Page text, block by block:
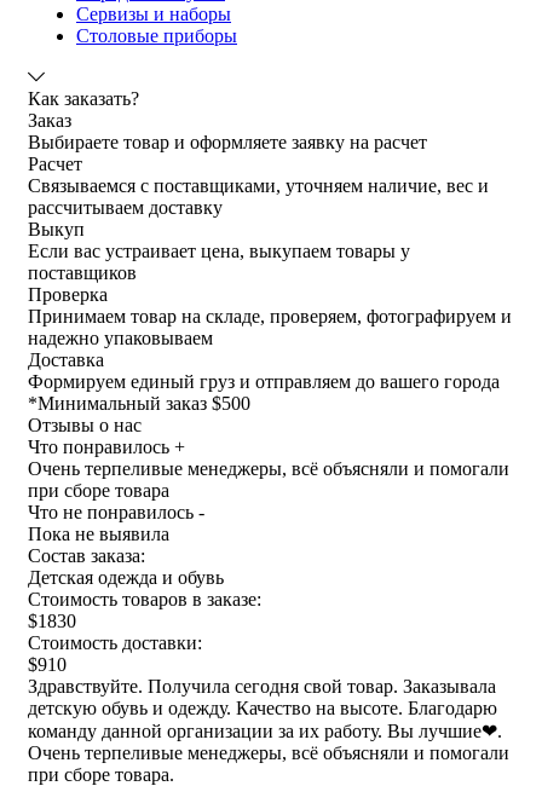
Сервизы и наборы
Столовые приборы
Как заказать?
Заказ
Выбираете товар и оформляете заявку на расчет
Расчет
Связываемся с поставщиками, уточняем наличие, вес и
рассчитываем доставку
Выкуп
Если вас устраивает цена, выкупаем товары у
поставщиков
Проверка
Принимаем товар на складе, проверяем, фотографируем и
надежно упаковываем
Доставка
Формируем единый груз и отправляем до вашего города
*Минимальный заказ $500
Отзывы о нас
Что понравилось +
Очень терпеливые менеджеры, всё объясняли и помогали
при сборе товара
Что не понравилось -
Пока не выявила
Состав заказа:
Детская одежда и обувь
Стоимость товаров в заказе:
$1830
Стоимость доставки:
$910
Здравствуйте. Получила сегодня свой товар. Заказывала
детскую обувь и одежду. Качество на высоте. Благодарю
команду данной организации за их работу. Вы лучшие❤.
Очень терпеливые менеджеры, всё объясняли и помогали
при сборе товара.